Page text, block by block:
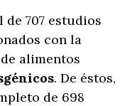
707 estudios
con la
alimentos
. De éstos,
de 698